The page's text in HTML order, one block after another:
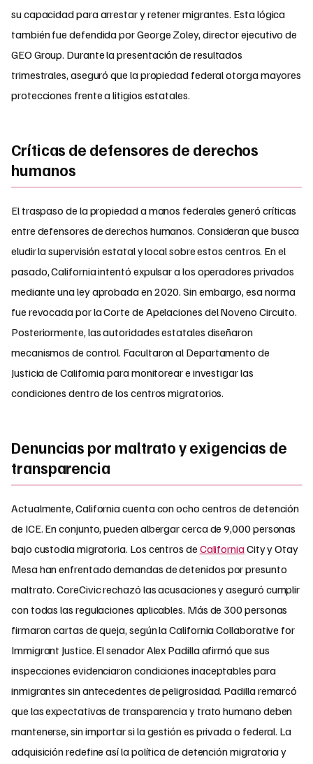
su capacidad para arrestar y retener migrantes. Esta lógica
también fue defendida por George Zoley, director ejecutivo de
GEO Group. Durante la presentación de resultados
trimestrales, aseguró que la propiedad federal otorga mayores
protecciones frente a litigios estatales.
Críticas de defensores de derechos
humanos
El traspaso de la propiedad a manos federales generó críticas
entre defensores de derechos humanos. Consideran que busca
eludir la supervisión estatal y local sobre estos centros. En el
pasado, California intentó expulsar a los operadores privados
mediante una ley aprobada en 2020. Sin embargo, esa norma
fue revocada por la Corte de Apelaciones del Noveno Circuito.
Posteriormente, las autoridades estatales diseñaron
mecanismos de control. Facultaron al Departamento de
Justicia de California para monitorear e investigar las
condiciones dentro de los centros migratorios.
Denuncias por maltrato y exigencias de
transparencia
Actualmente, California cuenta con ocho centros de detención
de ICE. En conjunto, pueden albergar cerca de 9,000 personas
bajo custodia migratoria. Los centros de CaliforniaCity y Otay
Mesa han enfrentado demandas de detenidos por presunto
maltrato. CoreCivic rechazó las acusaciones y aseguró cumplir
con todas las regulaciones aplicables. Más de 300 personas
firmaron cartas de queja, según la California Collaborative for
Immigrant Justice. El senador Alex Padilla afirmó que sus
inspecciones evidenciaron condiciones inaceptables para
inmigrantes sin antecedentes de peligrosidad. Padilla remarcó
que las expectativas de transparencia y trato humano deben
mantenerse, sin importar si la gestión es privada o federal. La
adquisición redefine así la política de detención migratoria y